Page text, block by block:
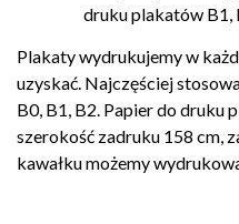
druku plakatów B1,
Plakaty wydrukujemy w
uzyskać. Najczęściej
B0, B1, B2. Papier do druku
szerokość zadruku 158 cm,
kawałku możemy